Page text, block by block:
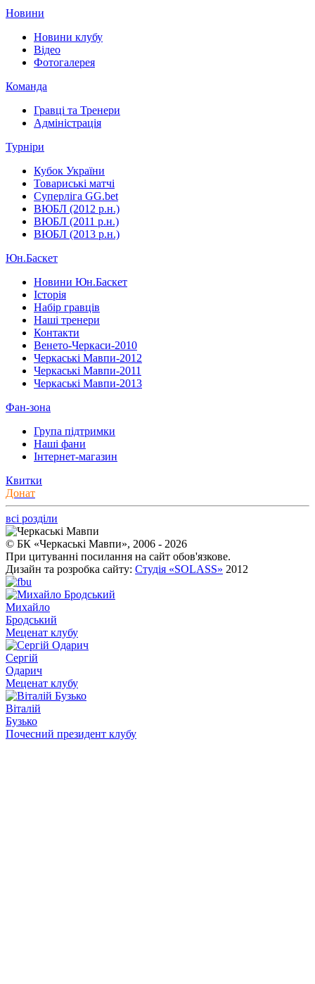
Новини
Новини клубу
Відео
Фотогалерея
Команда
Гравці та Тренери
Адміністрація
Турніри
Кубок України
Товариські матчі
Суперліга GG.bet
ВЮБЛ (2012 р.н.)
ВЮБЛ (2011 р.н.)
ВЮБЛ (2013 р.н.)
Юн.Баскет
Новини Юн.Баскет
Історія
Набір гравців
Наші тренери
Контакти
Венето-Черкаси-2010
Черкаські Мавпи-2012
Черкаські Мавпи-2011
Черкаські Мавпи-2013
Фан-зона
Група підтримки
Наші фани
Інтернет-магазин
Квитки
Донат
всі розділи
© БК «Черкаські Мавпи», 2006 - 2026
При цитуванні посилання на сайт обов'язкове.
Дизайн та розробка сайту: Студія «SOLASS» 2012
Михайло
Бродський
Меценат клубу
Сергій
Одарич
Меценат клубу
Віталій
Бузько
Почесний президент клубу